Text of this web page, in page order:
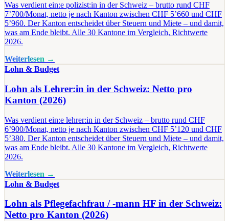
Was verdient ein:e polizist:in in der Schweiz – brutto rund CHF
7’700/Monat, netto je nach Kanton zwischen CHF 5’660 und CHF
5’960. Der Kanton entscheidet über Steuern und Miete – und damit,
was am Ende bleibt. Alle 30 Kantone im Vergleich, Richtwerte
2026.
Weiterlesen →
Lohn & Budget
Lohn als Lehrer:in in der Schweiz: Netto pro
Kanton (2026)
Was verdient ein:e lehrer:in in der Schweiz – brutto rund CHF
6’900/Monat, netto je nach Kanton zwischen CHF 5’120 und CHF
5’380. Der Kanton entscheidet über Steuern und Miete – und damit,
was am Ende bleibt. Alle 30 Kantone im Vergleich, Richtwerte
2026.
Weiterlesen →
Lohn & Budget
Lohn als Pflegefachfrau / -mann HF in der Schweiz:
Netto pro Kanton (2026)